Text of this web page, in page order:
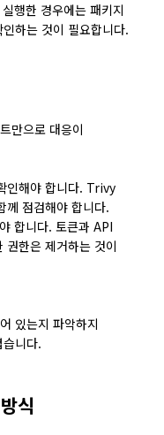
행한 경우에는 패키지
하는 것이 필요합니다.
만으로 대응이
인해야 합니다. Trivy
께 점검해야 합니다.
합니다. 토큰과 API
권한은 제거하는 것이
있는지 파악하지
니다.
식